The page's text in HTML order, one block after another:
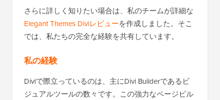
さらに詳しく知りたい場合は、私のチームが詳細な
Elegant Themes Diviレビューを作成しました。そこ
では、私たちの完全な経験を共有しています。
私の経験
Diviで際立っているのは、主にDivi Builderであるビ
ジュアルツールの数々です。この強力なページビル